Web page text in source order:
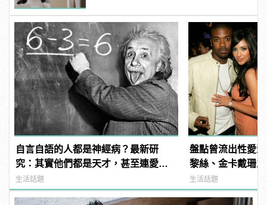
自言自語的人都是神經病？最新研
究：其實他們都是天才，甚至連愛因
斯坦都會這麼做！
生活話題
盤點曾流出性愛
黎絲、金卡戴珊
生活話題